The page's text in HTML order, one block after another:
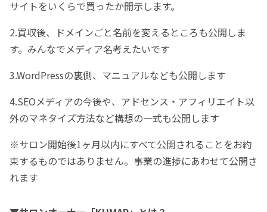
サイトをいくらで買ったか開示します。
2.買収後、ドメインごと名前を変えるところも公開しま
す。みんなでメディア名考えたいです
3.WordPressの裏側、マニュアルなども公開します
4.SEOメディアの今後や、アドセンス・アフィリエイト以
外のマネタイズ方法など構想の一式も公開します
※サロン開始後1ヶ月以内にすべて公開されることをお約
束するものではありません。事業の進捗にあわせて公開さ
れます